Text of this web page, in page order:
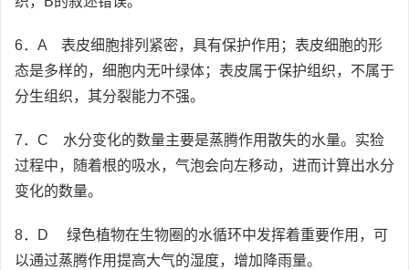
6．A 表皮细胞排列紧密，具有保护作用；表皮细胞的形
态是多样的，细胞内无叶绿体；表皮属于保护组织，不属于
分生组织，其分裂能力不强。
7．C 水分变化的数量主要是蒸腾作用散失的水量。实猃
过程中，随着根的吸水，气泡会向左移动，进而计算出水分
变化的数量。
8．D 绿色植物在生物圈的水循环中发挥着重要作用，可
以通过蒸腾作用提高大气的湿度，增加降雨量。